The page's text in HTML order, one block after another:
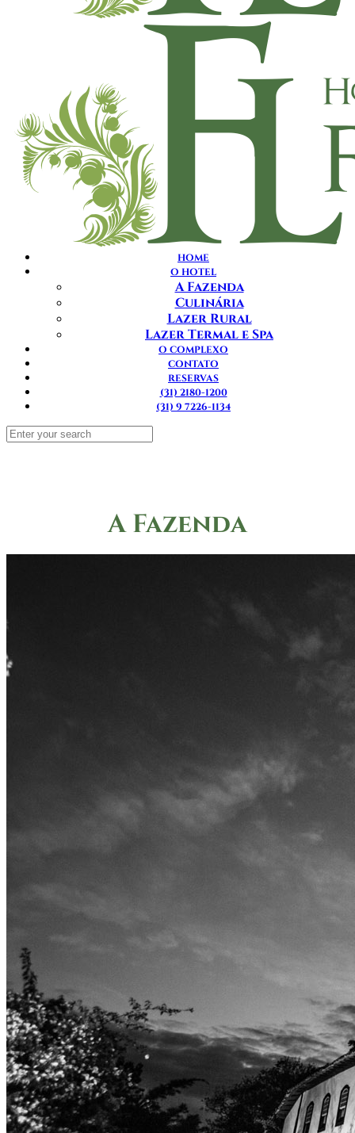
HOME
O HOTEL
A Fazenda
Culinária
Lazer Rural
Lazer Termal e Spa
O COMPLEXO
CONTATO
RESERVAS
(31) 2180-1200
(31) 9 7226-1134
A Fazenda